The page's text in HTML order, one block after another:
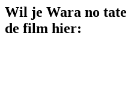
Wil je Wara no
de film hier: